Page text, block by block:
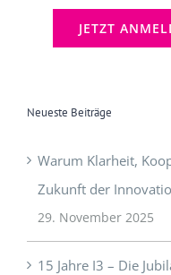
Neueste Beiträge
Warum Klarheit,
Zukunft der
29. November 2025
15 Jahre I3 – Die